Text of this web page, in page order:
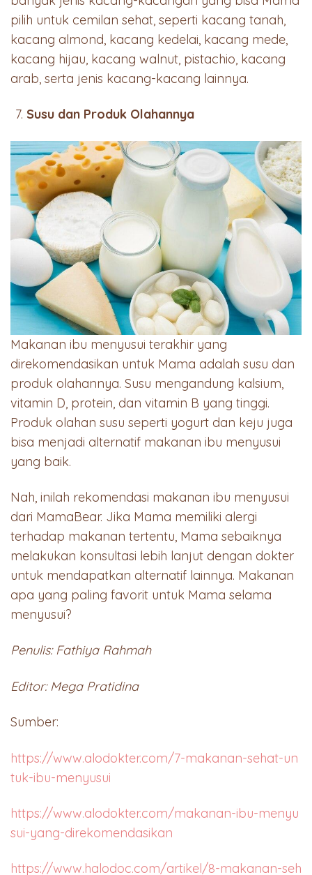
pilih untuk cemilan sehat, seperti kacang tanah,
kacang almond, kacang kedelai, kacang mede,
kacang hijau, kacang walnut, pistachio, kacang
arab, serta jenis kacang-kacang lainnya.
Susu dan Produk Olahannya
Makanan ibu menyusui terakhir yang
direkomendasikan untuk Mama adalah susu dan
produk olahannya. Susu mengandung kalsium,
vitamin D, protein, dan vitamin B yang tinggi.
Produk olahan susu seperti yogurt dan keju juga
bisa menjadi alternatif makanan ibu menyusui
yang baik.
Nah, inilah rekomendasi makanan ibu menyusui
dari MamaBear. Jika Mama memiliki alergi
terhadap makanan tertentu, Mama sebaiknya
melakukan konsultasi lebih lanjut dengan dokter
untuk mendapatkan alternatif lainnya. Makanan
apa yang paling favorit untuk Mama selama
menyusui?
Penulis: Fathiya Rahmah
Editor: Mega Pratidina
Sumber:
https://www.alodokter.com/7-makanan-sehat-un
tuk-ibu-menyusui
https://www.alodokter.com/makanan-ibu-menyu
sui-yang-direkomendasikan
https://www.halodoc.com/artikel/8-makanan-seh